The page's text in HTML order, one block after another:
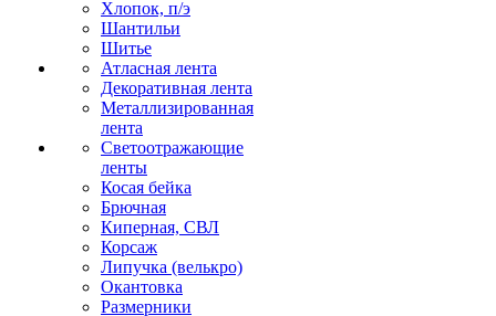
Хлопок, п/э
Шантильи
Шитье
Атласная лента
Декоративная лента
Металлизированная
лента
Светоотражающие
ленты
Косая бейка
Брючная
Киперная, СВЛ
Корсаж
Липучка (велькро)
Окантовка
Размерники